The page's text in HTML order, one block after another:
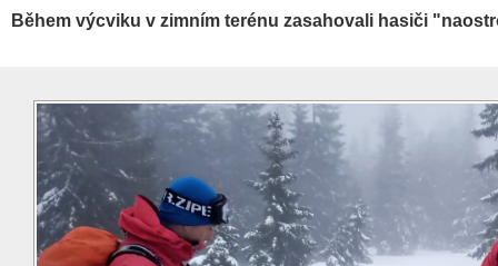
Během výcviku v zimním terénu zasahovali hasiči